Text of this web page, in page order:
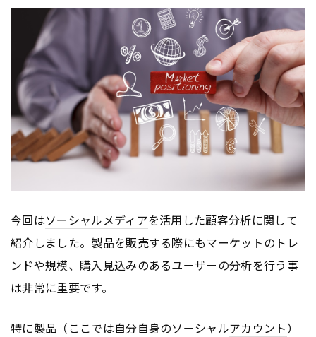
今回はソーシャルメディアを活用した顧客分析に関して
紹介しました。製品を販売する際にもマーケットのトレ
ンドや規模、購入見込みのあるユーザーの分析を行う事
は非常に重要です。
特に製品（ここでは自分自身のソーシャルアカウント）